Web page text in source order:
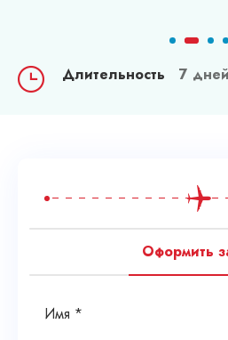
Длительность 7 дней
Оформить
Имя *